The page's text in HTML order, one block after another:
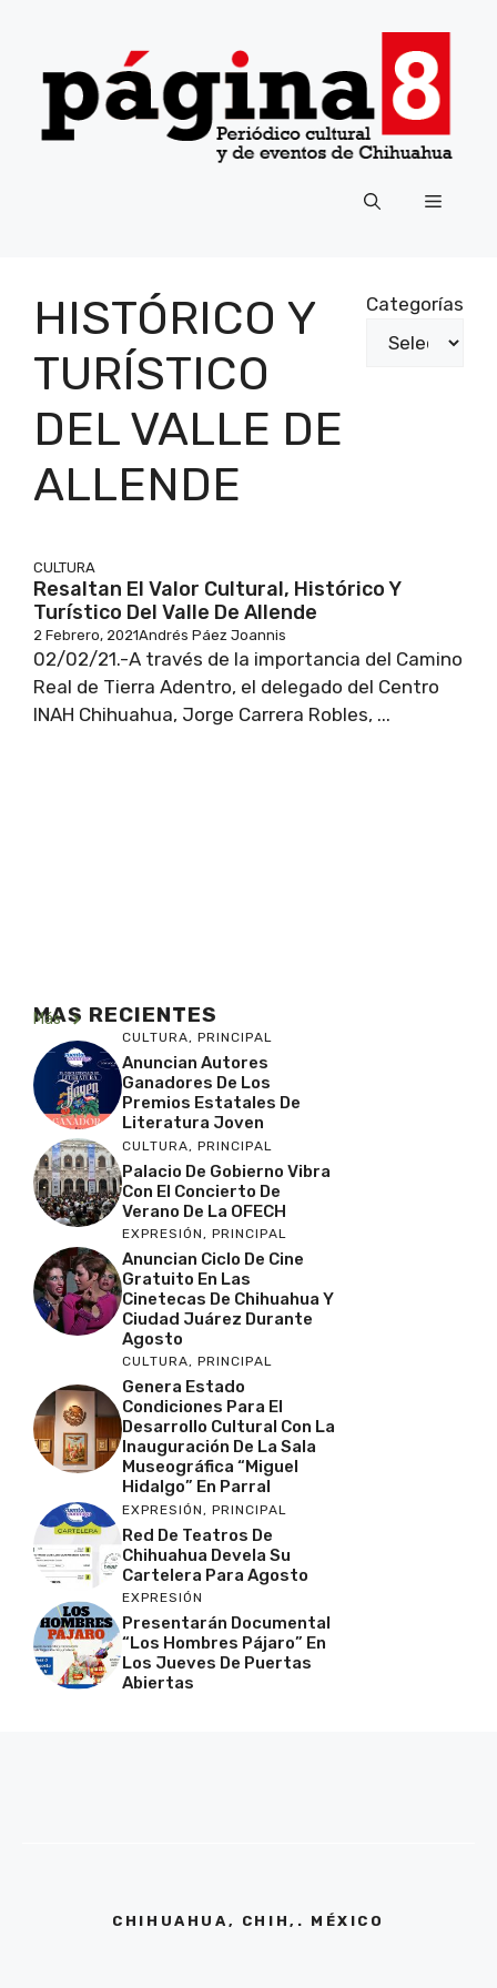
contenido
Menú
HISTÓRICO Y
TURÍSTICO
DEL VALLE DE
ALLENDE
Categorías
CULTURA
Resaltan El Valor Cultural, Histórico Y
Turístico Del Valle De Allende
2 Febrero, 2021Andrés Páez Joannis
02/02/21.-A través de la importancia del Camino
Real de Tierra Adentro, el delegado del Centro
INAH Chihuahua, Jorge Carrera Robles, ...
MAS RECIENTES
Más
CULTURA, PRINCIPAL
Anuncian Autores
Ganadores De Los
Premios Estatales De
Literatura Joven
CULTURA, PRINCIPAL
Palacio De Gobierno Vibra
Con El Concierto De
Verano De La OFECH
EXPRESIÓN, PRINCIPAL
Anuncian Ciclo De Cine
Gratuito En Las
Cinetecas De Chihuahua Y
Ciudad Juárez Durante
Agosto
CULTURA, PRINCIPAL
Genera Estado
Condiciones Para El
Desarrollo Cultural Con La
Inauguración De La Sala
Museográfica “Miguel
Hidalgo” En Parral
EXPRESIÓN , PRINCIPAL
Red De Teatros De
Chihuahua Devela Su
Cartelera Para Agosto
EXPRESIÓN
Presentarán Documental
“Los Hombres Pájaro” En
Los Jueves De Puertas
Abiertas
CHIHUAHUA, CHIH,. MÉXICO